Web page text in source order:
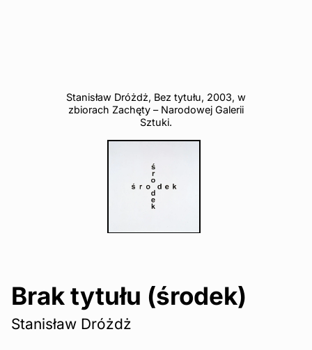
Stanisław Dróżdż, Bez tytułu, 2003, w
zbiorach Zachęty – Narodowej Galerii
Sztuki.
Brak tytułu (środek)
Stanisław Dróżdż